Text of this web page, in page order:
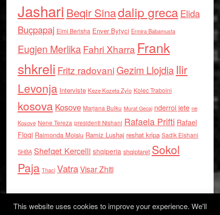
Jashari Beqir Sinadalip grecaElida
Buçpapaj Elmi Berisha Enver Bytyci Ermira Babamusta
Eugjen MerlikaFahri Xharra Frank
shkreli Fritz radovaniGezim Llojdia Ilir
Levonja Interviste Keze Kozeta Zylo Kolec Traboini
kosova Kosove Marjana Bulku Murat Gecaj nderroi jete ne
Kosove Nene Tereza presidenti Nishani Rafaela Prifti Rafael
Floqi Raimonda Moisiu Ramiz Lushaj reshat kripa Sadik Elshani
SHBA Shefqet Kercelli shqiperia shqiptaret Sokol
Paja Thaci VatraVisar Zhiti
This website uses cookies to improve your experience. We'll